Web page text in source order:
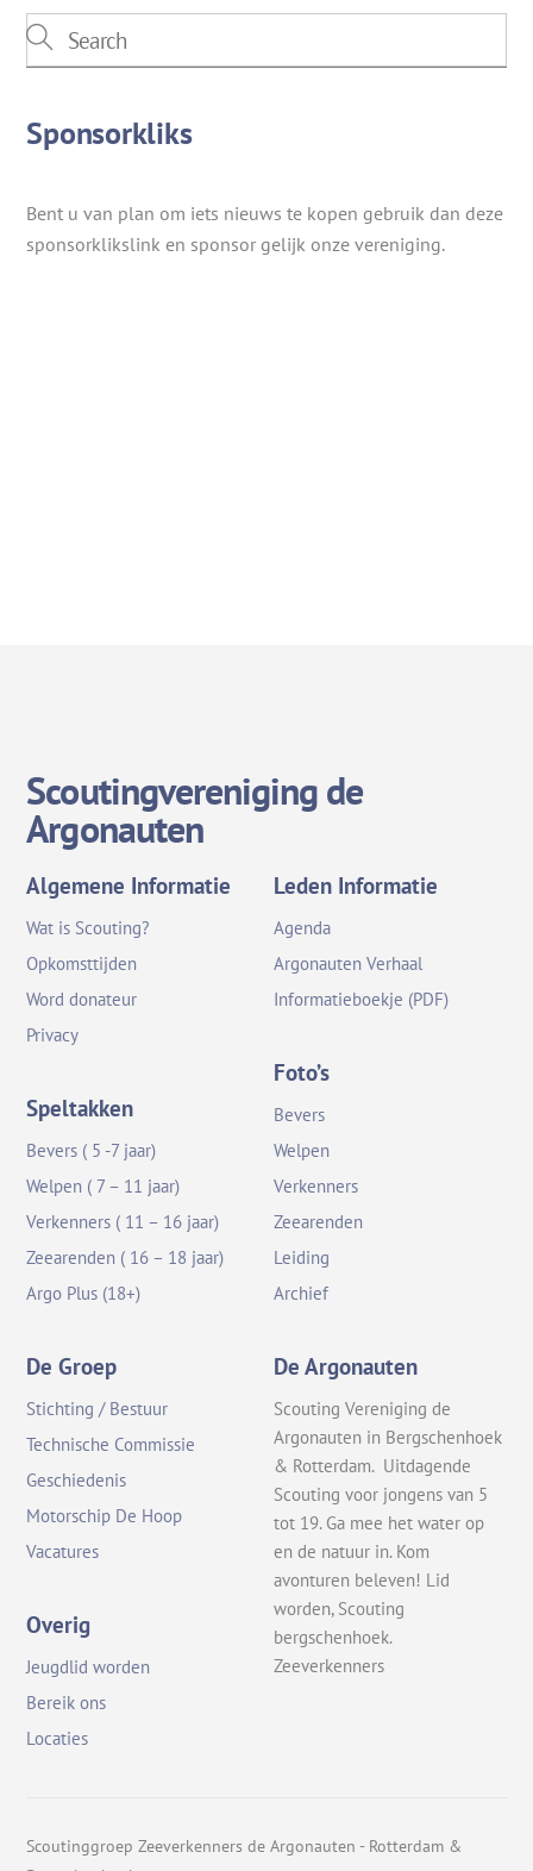
Sponsorkliks
Bent u van plan om iets nieuws te kopen gebruik dan deze
sponsorklikslink en sponsor gelijk onze vereniging.
Scoutingvereniging de
Argonauten
Algemene Informatie
Wat is Scouting?
Opkomsttijden
Word donateur
Privacy
Speltakken
Bevers ( 5 -7 jaar)
Welpen ( 7 – 11 jaar)
Verkenners ( 11 – 16 jaar)
Zeearenden ( 16 – 18 jaar)
Argo Plus (18+)
Leden Informatie
Agenda
Argonauten Verhaal
Informatieboekje (PDF)
Foto’s
Bevers
Welpen
Verkenners
Zeearenden
Leiding
Archief
De Groep
Stichting / Bestuur
Technische Commissie
Geschiedenis
Motorschip De Hoop
Vacatures
Overig
Jeugdlid worden
Bereik ons
Locaties
De Argonauten
Scouting Vereniging de
Argonauten in Bergschenhoek
& Rotterdam. Uitdagende
Scouting voor jongens van 5
tot 19. Ga mee het water op
en de natuur in. Kom
avonturen beleven! Lid
worden, Scouting
bergschenhoek.
Zeeverkenners
Scoutinggroep Zeeverkenners de Argonauten - Rotterdam &